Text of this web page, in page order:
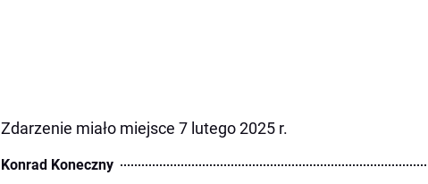
Zdarzenie miało miejsce 7 lutego 2025 r.
Konrad Koneczny